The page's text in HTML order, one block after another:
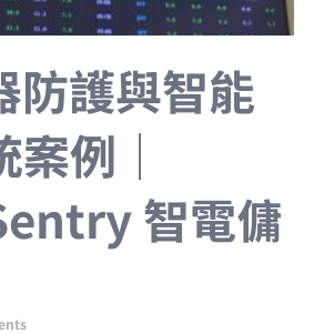
防護與智能
例｜
智電傭